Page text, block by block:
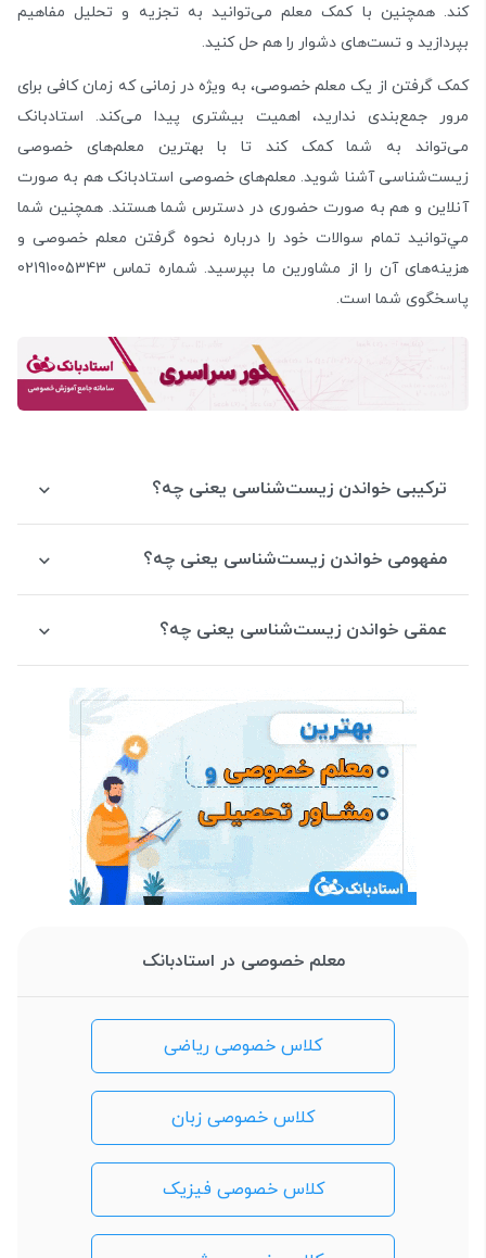
کند. همچنین با کمک معلم می‌توانید به تجزیه و تحلیل مفاهیم
بپردازید و تست‌های دشوار را هم حل کنید.
کمک گرفتن از یک معلم خصوصی، به ویژه در زمانی که زمان کافی برای
مرور جمع‌بندی ندارید، اهمیت بیشتری پیدا می‌کند. استادبانک
می‌تواند به شما کمک کند تا با بهترین معلم‌های خصوصی
زیست‌شناسی آشنا شوید. معلم‌های خصوصی استادبانک هم به صورت
آنلاین و هم به صورت حضوری در دسترس شما هستند. همچنین شما
مي‌توانید تمام سوالات خود را درباره نحوه گرفتن معلم خصوصی و
هزینه‌های آن را از مشاورین ما بپرسید. شماره تماس 02191005343
پاسخگوی شما است.
ترکیبی خواندن زیست‌شناسی یعنی چه؟
مفهومی خواندن زیست‌شناسی یعنی چه؟
عمقی خواندن زیست‌شناسی یعنی چه؟
معلم خصوصی در استادبانک
کلاس خصوصی ریاضی
کلاس خصوصی زبان
کلاس خصوصی فیزیک